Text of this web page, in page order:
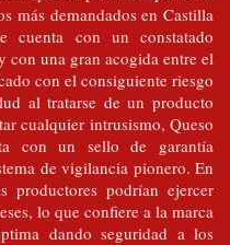
más demandados en Castilla
con un constatado
con una gran acogida entre el
con el consiguiente riesgo
al tratarse de un producto
cualquier intrusismo, Queso
con un sello de garantía
de vigilancia pionero. En
productores podrían ejercer
lo que confiere a la marca
dando seguridad a los